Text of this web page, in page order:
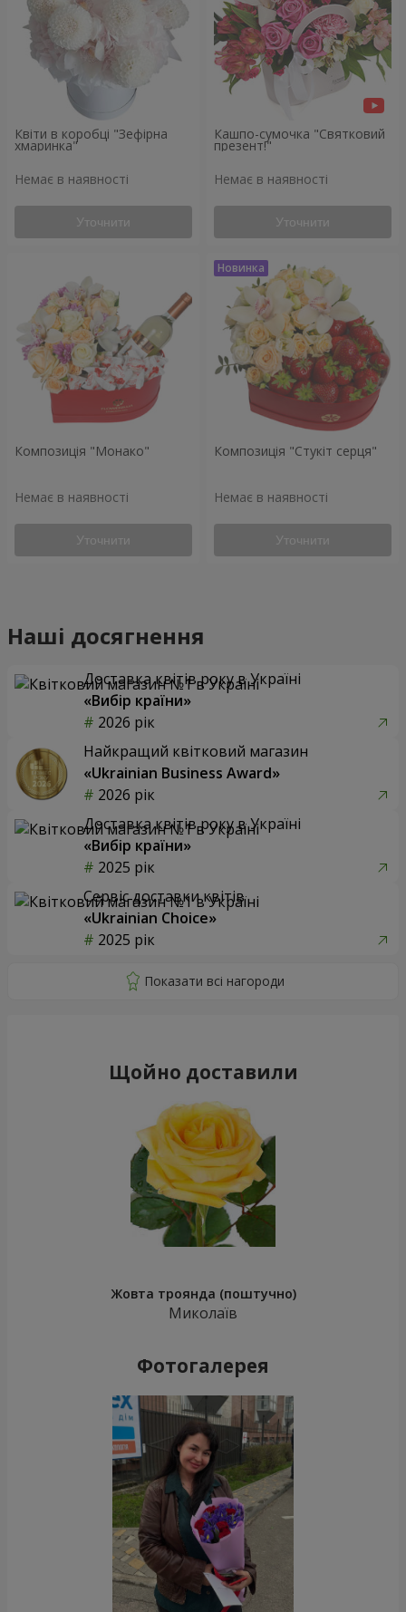
Квіти в коробці "Зефірна
хмаринка"
Немає в наявності
Уточнити
Кашпо-сумочка "Святковий
презент!"
Немає в наявності
Уточнити
Композиція "Монако"
Немає в наявності
Уточнити
Композиція "Стукіт серця"
Немає в наявності
Уточнити
Наші досягнення
Доставка квітів року в Україні
«Вибір країни»
2026 рік
Найкращий квітковий магазин
«Ukrainian Business Award»
2026 рік
Доставка квітів року в Україні
«Вибір країни»
2025 рік
Сервіс доставки квітів
«Ukrainian Choice»
2025 рік
Щойно доставили
Жовта троянда (поштучно)
Миколаїв
Фотогалерея